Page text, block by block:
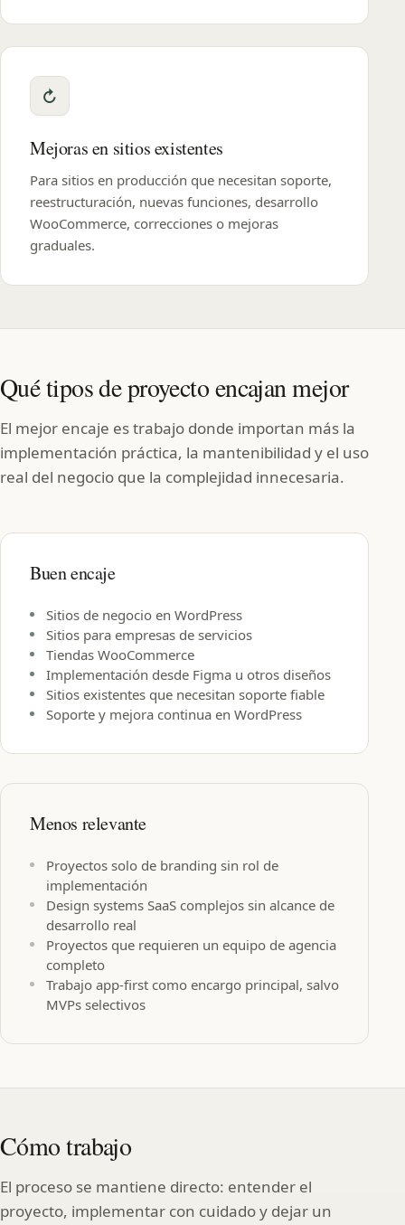
Mejoras en sitios existentes
Para sitios en producción que necesitan soporte,
reestructuración, nuevas funciones, desarrollo
WooCommerce, correcciones o mejoras
graduales.
Qué tipos de proyecto encajan mejor
El mejor encaje es trabajo donde importan más la
implementación práctica, la mantenibilidad y el uso
real del negocio que la complejidad innecesaria.
Buen encaje
Sitios de negocio en WordPress
Sitios para empresas de servicios
Tiendas WooCommerce
Implementación desde Figma u otros diseños
Sitios existentes que necesitan soporte fiable
Soporte y mejora continua en WordPress
Menos relevante
Proyectos solo de branding sin rol de
implementación
Design systems SaaS complejos sin alcance de
desarrollo real
Proyectos que requieren un equipo de agencia
completo
Trabajo app-first como encargo principal, salvo
MVPs selectivos
Cómo trabajo
El proceso se mantiene directo: entender el
proyecto, implementar con cuidado y dejar un